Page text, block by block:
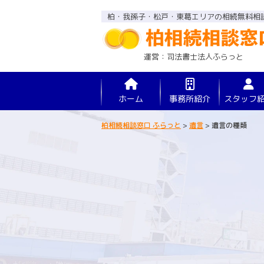
柏・我孫子・松戸・東葛エリアの相続無料相
運営：司法書士法人ふらっと
ホーム 事務所紹介 スタッフ
柏相続相談窓口 ふらっと > 遺言 > 遺言の種類